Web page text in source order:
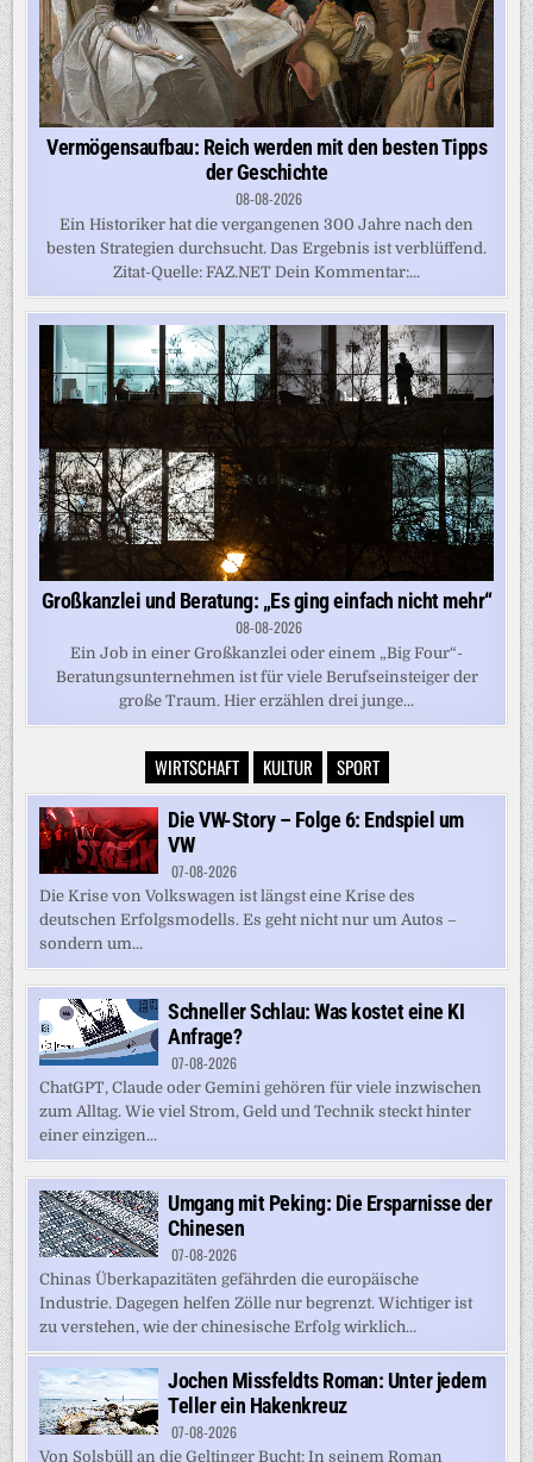
Vermögensaufbau: Reich werden mit den besten Tipps
der Geschichte
08-08-2026
Ein Historiker hat die vergangenen 300 Jahre nach den
besten Strategien durchsucht. Das Ergebnis ist verblüffend.
Zitat-Quelle: FAZ.NET Dein Kommentar:...
Großkanzlei und Beratung: „Es ging einfach nicht mehr“
08-08-2026
Ein Job in einer Großkanzlei oder einem „Big Four“-
Beratungsunternehmen ist für viele Berufseinsteiger der
große Traum. Hier erzählen drei junge...
WIRTSCHAFT KULTUR SPORT
Die VW-Story – Folge 6: Endspiel um
VW
07-08-2026
Die Krise von Volkswagen ist längst eine Krise des
deutschen Erfolgsmodells. Es geht nicht nur um Autos –
sondern um...
Schneller Schlau: Was kostet eine KI
Anfrage?
07-08-2026
ChatGPT, Claude oder Gemini gehören für viele inzwischen
zum Alltag. Wie viel Strom, Geld und Technik steckt hinter
einer einzigen...
Umgang mit Peking: Die Ersparnisse der
Chinesen
07-08-2026
Chinas Überkapazitäten gefährden die europäische
Industrie. Dagegen helfen Zölle nur begrenzt. Wichtiger ist
zu verstehen, wie der chinesische Erfolg wirklich...
Jochen Missfeldts Roman: Unter jedem
Teller ein Hakenkreuz
07-08-2026
Von Solsbüll an die Geltinger Bucht: In seinem Roman